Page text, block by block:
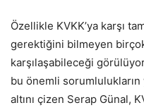
Özellikle KVKK’ya karşı
gerektiğini bilmeyen
karşılaşabileceği
bu önemli
altını çizen Serap Günal,